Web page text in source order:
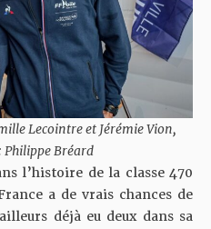
Lecointre et Jérémie Vion,
Philippe Bréard
l’histoire de la classe 470
a de vrais chances de
déjà eu deux dans sa